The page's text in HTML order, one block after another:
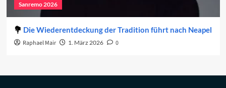
Sanremo 2026
Die Wiederentdeckung der Tradition führt nach Neapel
Raphael Mair 1. März 2026 0